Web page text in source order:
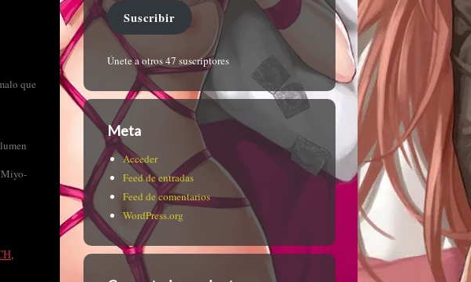
que
Miyo-
,
Suscribir
Únete a otros 47 suscriptores
Meta
Acceder
Feed de entradas
Feed de comentarios
WordPress.org